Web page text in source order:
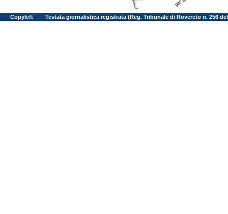
Copyleft Testata giornalistica registrata (Reg. Tribunale di Rovereto n. 256